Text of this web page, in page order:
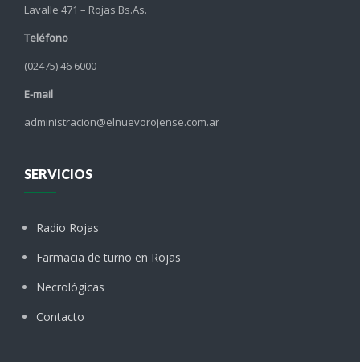
Lavalle 471 – Rojas Bs.As.
Teléfono
(02475) 46 6000
E-mail
administracion@elnuevorojense.com.ar
SERVICIOS
Radio Rojas
Farmacia de turno en Rojas
Necrológicas
Contacto